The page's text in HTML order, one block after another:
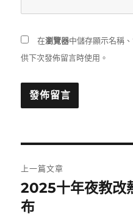
在瀏覽器中儲存顯示名稱
供下次發佈留言時使用。
章
導
上一篇文章
上
一
2025十年夜教改
布